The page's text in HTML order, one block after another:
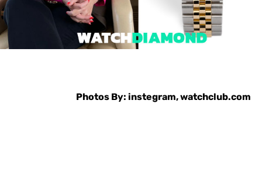
Photos By: instegram, watchclub.com